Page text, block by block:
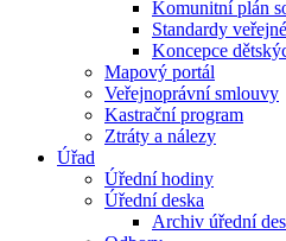
Komunitní plán
Standardy
Koncepce
Mapový portál
Veřejnoprávní smlouvy
Kastrační program
Ztráty a nálezy
Úřad
Úřední hodiny
Úřední deska
Archiv úřední